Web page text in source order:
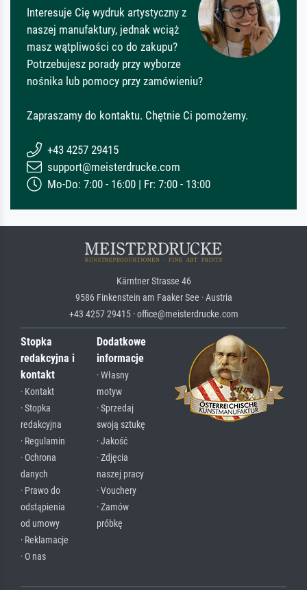
Interesuje Cię wydruk artystyczny z
naszej manufaktury, jednak wciąż
masz wątpliwości co do zakupu?
Potrzebujesz porady przy wyborze
nośnika lub pomocy przy zamówieniu?
Zapraszamy do kontaktu. Chętnie Ci pomożemy.
+43 4257 29415
support@meisterdrucke.com
Mo-Do: 7:00 - 16:00 | Fr: 7:00 - 13:00
Kärntner Strasse 46
9586 Finkenstein am Faaker See · Austria
+43 4257 29415 · office@meisterdrucke.com
Stopka
redakcyjna i
kontakt
· Kontakt
· Stopka
redakcyjna
· Regulamin
· Ochrona
danych
· Prawo do
odstąpienia
od umowy
· Reklamacje
· O nas
Dodatkowe
informacje
· Własny
motyw
· Sprzedaj
swoją sztukę
· Jakość
· Zdjęcia
naszej pracy
· Vouchery
· Zamów
próbkę